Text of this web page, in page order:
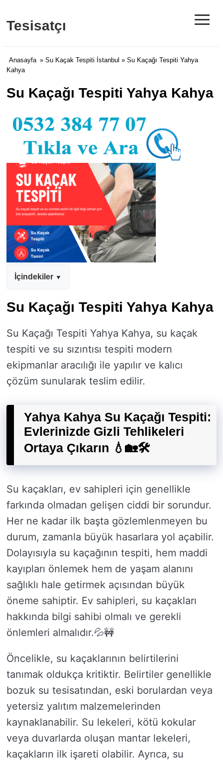
Tesisatçı ≡
Anasayfa » Su Kaçak Tespiti İstanbul » Su Kaçağı Tespiti Yahya
Kahya
Su Kaçağı Tespiti Yahya Kahya
İçindekiler
Su Kaçağı Tespiti Yahya Kahya
Su Kaçağı Tespiti Yahya Kahya, su kaçak
tespiti ve su sızıntısı tespiti modern
ekipmanlar aracılığı ile yapılır ve kalıcı
çözüm sunularak teslim edilir.
Yahya Kahya Su Kaçağı Tespiti:
Evlerinizde Gizli Tehlikeleri
Ortaya Çıkarın 💧🏡🛠️
Su kaçakları, ev sahipleri için genellikle
farkında olmadan gelişen ciddi bir sorundur.
Her ne kadar ilk başta gözlemlenmeyen bu
durum, zamanla büyük hasarlara yol açabilir.
Dolayısıyla su kaçağının tespiti, hem maddi
kayıpları önlemek hem de yaşam alanını
sağlıklı hale getirmek açısından büyük
öneme sahiptir. Ev sahipleri, su kaçakları
hakkında bilgi sahibi olmalı ve gerekli
önlemleri almalıdır.💦🚧
Öncelikle, su kaçaklarının belirtilerini
tanımak oldukça kritiktir. Belirtiler genellikle
bozuk su tesisatından, eski borulardan veya
yetersiz yalıtım malzemelerinden
kaynaklanabilir. Su lekeleri, kötü kokular
veya duvarlarda oluşan mantar lekeleri,
kaçakların ilk işareti olabilir. Ayrıca, su